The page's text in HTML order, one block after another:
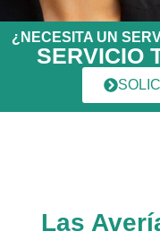
¿NECESITA UN
SERVICIO
Las